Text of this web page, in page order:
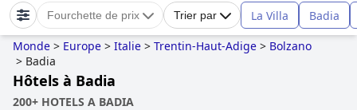
Fourchette de prix Trier par La Villa Badia
Monde > Europe > Italie > Trentin-Haut-Adige > Bolzano
> Badia
Hôtels à Badia
200+ HOTELS A BADIA